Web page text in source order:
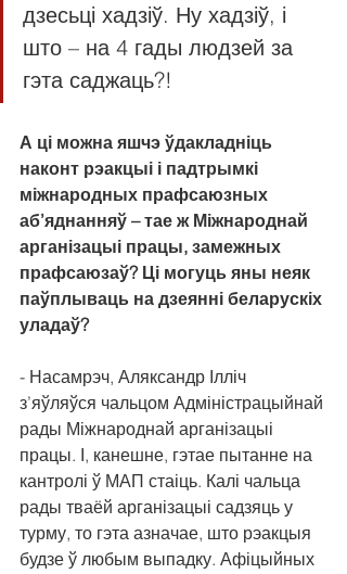
дзесьці хадзіў. Ну хадзіў, і
што – на 4 гады людзей за
гэта саджаць?!
А ці можна яшчэ ўдакладніць
наконт рэакцыі і падтрымкі
міжнародных прафсаюзных
аб’яднанняў – тае ж Міжнароднай
арганізацыі працы, замежных
прафсаюзаў? Ці могуць яны неяк
паўплываць на дзеянні беларускіх
уладаў?
- Насамрэч, Аляксандр Ілліч
з’яўляўся чальцом Адміністрацыйнай
рады Міжнароднай арганізацыі
працы. І, канешне, гэтае пытанне на
кантролі ў МАП стаіць. Калі чальца
рады тваёй арганізацыі садзяць у
турму, то гэта азначае, што рэакцыя
будзе ў любым выпадку. Афіцыйных